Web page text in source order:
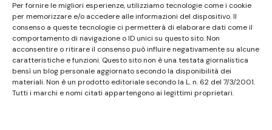
Per fornire le migliori esperienze, utilizziamo tecnologie come i cookie
per memorizzare e/o accedere alle informazioni del dispositivo. Il
consenso a queste tecnologie ci permetterà di elaborare dati come il
comportamento di navigazione o ID unici su questo sito. Non
acconsentire o ritirare il consenso può influire negativamente su alcune
caratteristiche e funzioni. Questo sito non è una testata giornalistica
bensì un blog personale aggiornato secondo la disponibilità dei
materiali. Non è un prodotto editoriale secondo la L. n. 62 del 7/3/2001.
Tutti i marchi e nomi citati appartengono ai legittimi proprietari.
non ha carattere periodico essendo aggiornato
secondo la disponibilità e la reperibilità dei materiali.
Pertanto non può essere considerato in alcun modo
un prodotto editoriale ai sensi della L. n. 62 del
7/3/2001. Tutti i marchi riportati appartengono ai
legittimi proprietari; marchi di terzi, nomi di prodotti,